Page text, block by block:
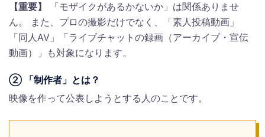
【重要】
「モザイクがあるかないか」は関係ありませ
ん。 また、プロの撮影だけでなく、「素人投稿動画」
「同人AV」「ライブチャットの録画（アーカイブ・宣伝
動画）」も対象になります。
② 「制作者」とは？
映像を作って公表しようとする人のことです。